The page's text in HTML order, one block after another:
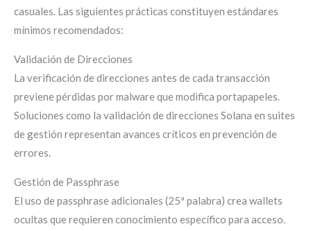
casuales. Las siguientes prácticas constituyen estándares
mínimos recomendados:
Validación de Direcciones
La verificación de direcciones antes de cada transacción
previene pérdidas por malware que modifica portapapeles.
Soluciones como la validación de direcciones Solana en suites
de gestión representan avances críticos en prevención de
errores.
Gestión de Passphrase
El uso de passphrase adicionales (25ª palabra) crea wallets
ocultas que requieren conocimiento específico para acceso.